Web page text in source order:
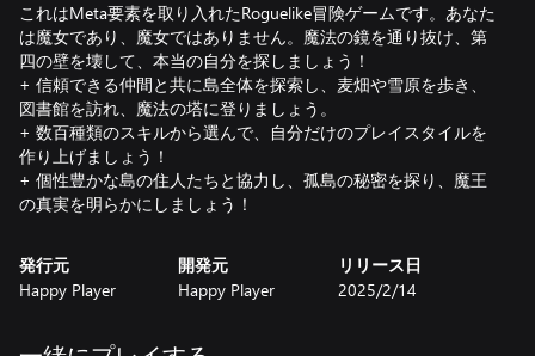
これはMeta要素を取り入れたRoguelike冒険ゲームです。あなた
は魔女であり、魔女ではありません。魔法の鏡を通り抜け、第
四の壁を壊して、本当の自分を探しましょう！
+ 信頼できる仲間と共に島全体を探索し、麦畑や雪原を歩き、
図書館を訪れ、魔法の塔に登りましょう。
+ 数百種類のスキルから選んで、自分だけのプレイスタイルを
作り上げましょう！
+ 個性豊かな島の住人たちと協力し、孤島の秘密を探り、魔王
の真実を明らかにしましょう！
発行元
Happy Player
開発元
Happy Player
リリース日
2025/2/14